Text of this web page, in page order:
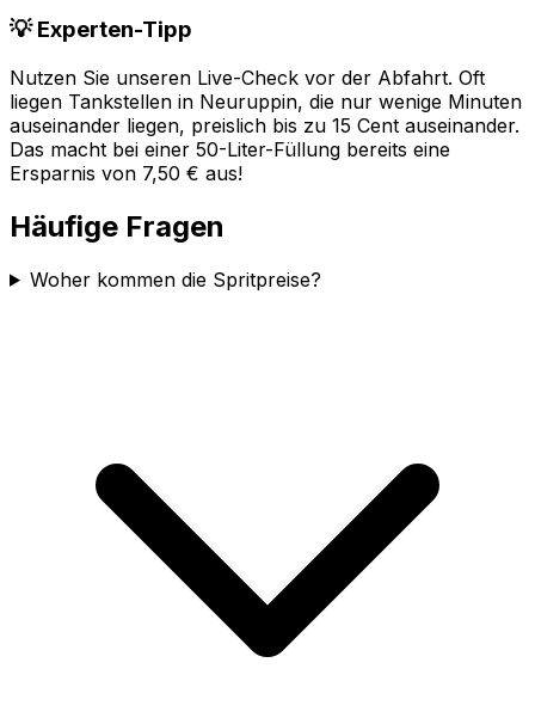
💡 Experten-Tipp
Nutzen Sie unseren Live-Check vor der Abfahrt. Oft
liegen Tankstellen in Neuruppin, die nur wenige Minuten
auseinander liegen, preislich bis zu 15 Cent auseinander.
Das macht bei einer 50-Liter-Füllung bereits eine
Ersparnis von 7,50 € aus!
Häufige Fragen
Woher kommen die Spritpreise?